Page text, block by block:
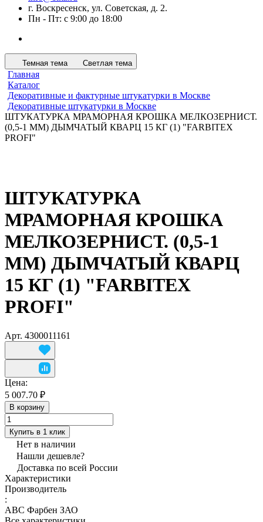
г. Воскресенск, ул. Советская, д. 2.
Пн - Пт: с 9:00 до 18:00
Темная тема Светлая тема
Главная
Каталог
Декоративные и фактурные штукатурки в Москве
Декоративные штукатурки в Москве
ШТУКАТУРКА МРАМОРНАЯ КРОШКА МЕЛКОЗЕРНИСТ.
(0,5-1 ММ) ДЫМЧАТЫЙ КВАРЦ 15 КГ (1) "FARBITEX
PROFI"
ШТУКАТУРКА
МРАМОРНАЯ КРОШКА
МЕЛКОЗЕРНИСТ. (0,5-1
ММ) ДЫМЧАТЫЙ КВАРЦ
15 КГ (1) "FARBITEX
PROFI"
Арт. 4300011161
Цена:
5 007.70 ₽
В корзину
Купить в 1 клик
Нет в наличии
Нашли дешевле?
Доставка по всей России
Характеристики
Производитель
:
АВС Фарбен ЗАО